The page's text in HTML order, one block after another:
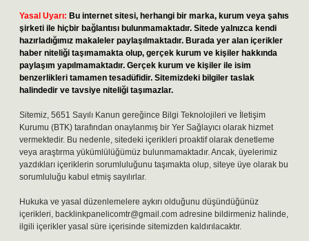
Yasal Uyarı: Bu internet sitesi, herhangi bir marka, kurum veya şahıs
şirketi ile hiçbir bağlantısı bulunmamaktadır. Sitede yalnızca kendi
hazırladığımız makaleler paylaşılmaktadır. Burada yer alan içerikler
haber niteliği taşımamakta olup, gerçek kurum ve kişiler hakkında
paylaşım yapılmamaktadır. Gerçek kurum ve kişiler ile isim
benzerlikleri tamamen tesadüfidir. Sitemizdeki bilgiler taslak
halindedir ve tavsiye niteliği taşımazlar.
Sitemiz, 5651 Sayılı Kanun gereğince Bilgi Teknolojileri ve İletişim
Kurumu (BTK) tarafından onaylanmış bir Yer Sağlayıcı olarak hizmet
vermektedir. Bu nedenle, sitedeki içerikleri proaktif olarak denetleme
veya araştırma yükümlülüğümüz bulunmamaktadır. Ancak, üyelerimiz
yazdıkları içeriklerin sorumluluğunu taşımakta olup, siteye üye olarak bu
sorumluluğu kabul etmiş sayılırlar.
Hukuka ve yasal düzenlemelere aykırı olduğunu düşündüğünüz
içerikleri, backlinkpanelicomtr@gmail.com adresine bildirmeniz halinde,
ilgili içerikler yasal süre içerisinde sitemizden kaldırılacaktır.